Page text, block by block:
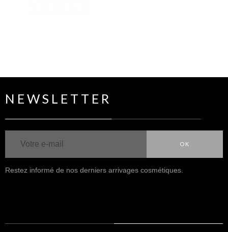
NEWSLETTER
OK
Restez informé de nos derniers arrivages cosmétiques.